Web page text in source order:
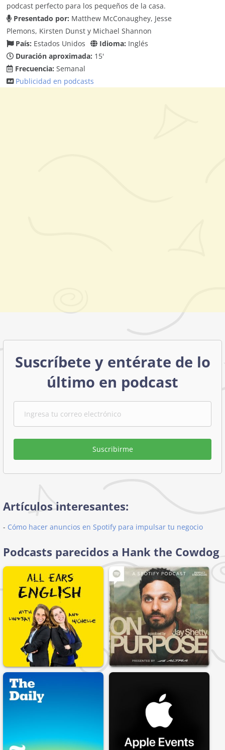
podcast perfecto para los pequeños de la casa.
Presentado por: Matthew McConaughey, Jesse
Plemons, Kirsten Dunst y Michael Shannon
País: Estados Unidos Idioma: Inglés
Duración aproximada: 15'
Frecuencia: Semanal
Publicidad en podcasts
Suscríbete y entérate de lo
último en podcast
Suscribirme
Artículos interesantes:
- Cómo hacer anuncios en Spotify para impulsar tu negocio
Podcasts parecidos a Hank the Cowdog